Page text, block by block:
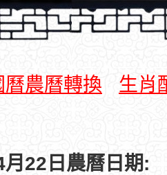
曆農曆轉換
生肖
22日農曆日期: